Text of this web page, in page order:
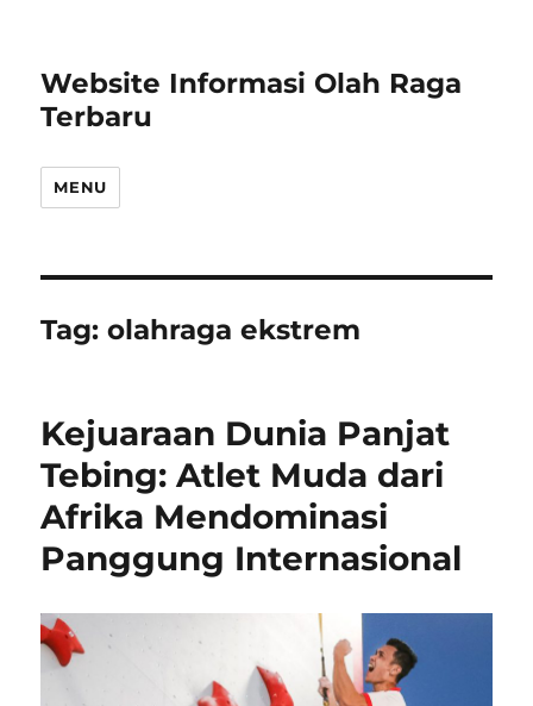
Website Informasi Olah Raga
Terbaru
MENU
Tag:olahraga ekstrem
Kejuaraan Dunia Panjat
Tebing: Atlet Muda dari
Afrika Mendominasi
Panggung Internasional